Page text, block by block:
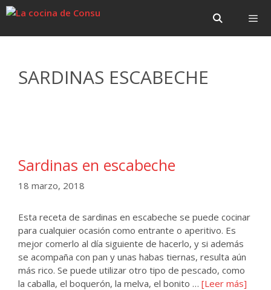
Saltar
Saltar
SARDINAS ESCABECHE
Sardinas en escabeche
18 marzo, 2018
Esta receta de sardinas en escabeche se puede cocinar
para cualquier ocasión como entrante o aperitivo. Es
mejor comerlo al día siguiente de hacerlo, y si además
se acompaña con pan y unas habas tiernas, resulta aún
más rico. Se puede utilizar otro tipo de pescado, como
la caballa, el boquerón, la melva, el bonito … [Leer más]